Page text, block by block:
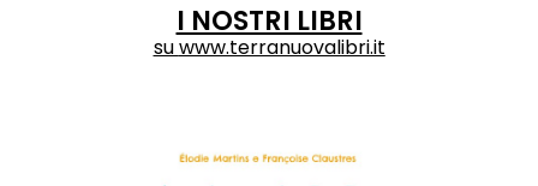
I NOSTRI LIBRI
suwww.terranuovalibri.it